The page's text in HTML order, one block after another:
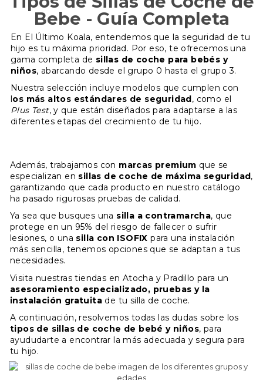
Bebe - Guía Completa
En El Último Koala, entendemos que la seguridad de tu
hijo es tu máxima prioridad. Por eso, te ofrecemos una
gama completa de sillas de coche para bebés y
niños, abarcando desde el grupo 0 hasta el grupo 3.
Nuestra selección incluye modelos que cumplen con
los más altos estándares de seguridad, como el
Plus Test, y que están diseñados para adaptarse a las
diferentes etapas del crecimiento de tu hijo.
Además, trabajamos con marcas premium que se
especializan en sillas de coche de máxima seguridad,
garantizando que cada producto en nuestro catálogo
ha pasado rigurosas pruebas de calidad.
Ya sea que busques una silla a contramarcha, que
protege en un 95% del riesgo de fallecer o sufrir
lesiones, o una silla con ISOFIX para una instalación
más sencilla, tenemos opciones que se adaptan a tus
necesidades.
Visita nuestras tiendas en Atocha y Pradillo para un
asesoramiento especializado, pruebas y la
instalación gratuita de tu silla de coche.
A continuación, resolvemos todas las dudas sobre los
tipos de sillas de coche de bebé y niños, para
ayududarte a encontrar la más adecuada y segura para
tu hijo.